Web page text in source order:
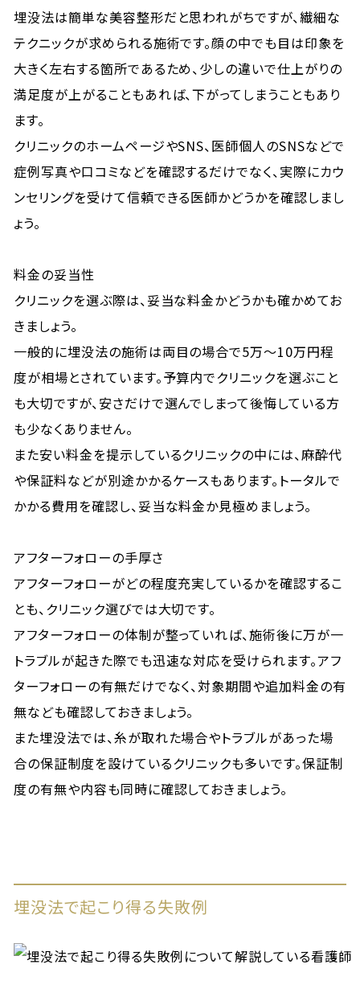
埋没法は簡単な美容整形だと思われがちですが、繊細な
テクニックが求められる施術です。顔の中でも目は印象を
大きく左右する箇所であるため、少しの違いで仕上がりの
満足度が上がることもあれば、下がってしまうこともあり
ます。
クリニックのホームページやSNS、医師個人のSNSなどで
症例写真や口コミなどを確認するだけでなく、実際にカウ
ンセリングを受けて信頼できる医師かどうかを確認しまし
ょう。
料金の妥当性
クリニックを選ぶ際は、妥当な料金かどうかも確かめてお
きましょう。
一般的に埋没法の施術は両目の場合で5万〜10万円程
度が相場とされています。予算内でクリニックを選ぶこと
も大切ですが、安さだけで選んでしまって後悔している方
も少なくありません。
また安い料金を提示しているクリニックの中には、麻酔代
や保証料などが別途かかるケースもあります。トータルで
かかる費用を確認し、妥当な料金か見極めましょう。
アフターフォローの手厚さ
アフターフォローがどの程度充実しているかを確認するこ
とも、クリニック選びでは大切です。
アフターフォローの体制が整っていれば、施術後に万が一
トラブルが起きた際でも迅速な対応を受けられます。アフ
ターフォローの有無だけでなく、対象期間や追加料金の有
無なども確認しておきましょう。
また埋没法では、糸が取れた場合やトラブルがあった場
合の保証制度を設けているクリニックも多いです。保証制
度の有無や内容も同時に確認しておきましょう。
埋没法で起こり得る失敗例